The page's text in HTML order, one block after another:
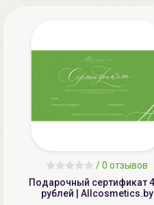
/0 отзывов
Подарочный сертификат
рублей | Allcosmetics.by